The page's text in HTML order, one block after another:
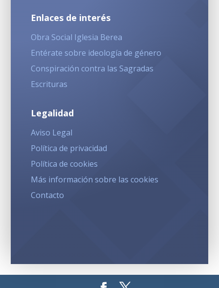
Enlaces de interés
Obra Social Iglesia Berea
Entérate sobre ideología de género
Conspiración contra las Sagradas
Escrituras
Legalidad
Aviso Legal
Política de privacidad
Política de cookies
Más información sobre las cookies
Contacto